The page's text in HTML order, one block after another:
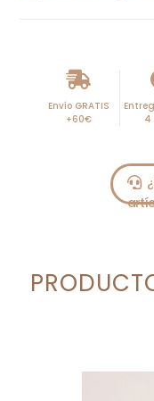
Envío GRATIS
+60€
4